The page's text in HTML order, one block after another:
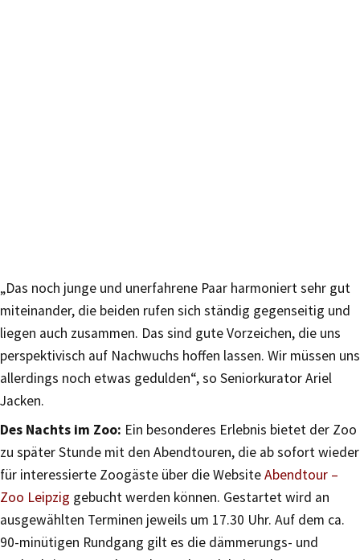
„Das noch junge und unerfahrene Paar harmoniert sehr gut
miteinander, die beiden rufen sich ständig gegenseitig und
liegen auch zusammen. Das sind gute Vorzeichen, die uns
perspektivisch auf Nachwuchs hoffen lassen. Wir müssen uns
allerdings noch etwas gedulden“, so Seniorkurator Ariel
Jacken.
Des Nachts im Zoo: Ein besonderes Erlebnis bietet der Zoo
zu später Stunde mit den Abendtouren, die ab sofort wieder
für interessierte Zoogäste über die WebsiteAbendtour –
Zoo Leipzig gebucht werden können. Gestartet wird an
ausgewählten Terminen jeweils um 17.30 Uhr. Auf dem ca.
90-minütigen Rundgang gilt es die dämmerungs- und